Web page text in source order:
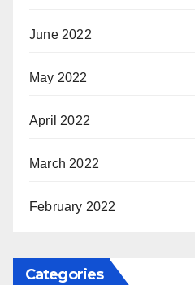
June 2022
May 2022
April 2022
March 2022
February 2022
Categories